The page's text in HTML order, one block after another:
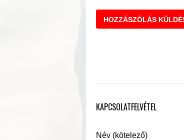
KAPCSOLATFELVÉTEL
Név (kötelező)